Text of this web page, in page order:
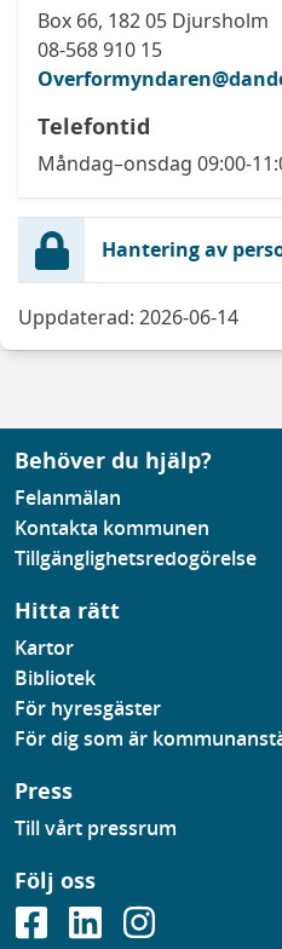
Box 66, 182 05 Djursholm
08-568 910 15
Telefontid
Måndag–onsdag 09:00-
Hantering av
Uppdaterad: 2026-06-14
Behöver du hjälp?
Felanmälan
Kontakta kommunen
Tillgänglighetsredogörelse
Hitta rätt
Kartor
Bibliotek
För hyresgäster
För dig som är
Press
Till vårt pressrum
Följ oss